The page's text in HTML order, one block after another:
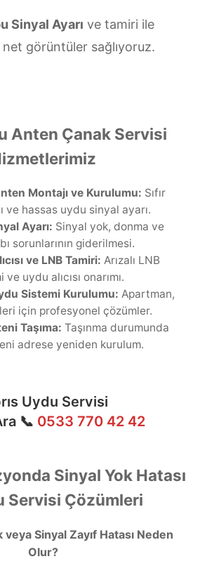
Sinyal Ayarı ve tamiri ile
net görüntüler sağlıyoruz.
Anten Çanak Servisi
Montajı ve Kurulumu: Sıfır
ve hassas uydu sinyal ayarı.
Ayarı: Sinyal yok, donma ve
sorunlarının giderilmesi.
ve LNB Tamiri: Arızalı LNB
uydu alıcısı onarımı.
Sistemi Kurulumu: Apartman,
için profesyonel çözümler.
Taşıma: Taşınma durumunda
adrese yeniden kurulum.
Uydu Servisi
📞 0533 770 42 42
Sinyal Yok Hatası
Servisi Çözümleri
veya Sinyal Zayıf Hatası Neden
Olur?